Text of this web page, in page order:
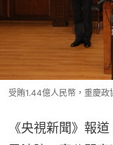
受賄1.44億人民幣，重慶政
《央視新聞》報